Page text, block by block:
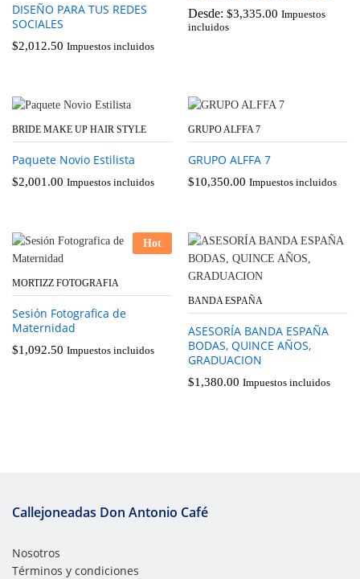
DISEÑO PARA TUS REDES
SOCIALES
$2,012.50 Impuestos incluidos
Desde: $3,335.00 Impuestos
incluidos
BRIDE MAKE UP HAIR STYLE
Paquete Novio Estilista
$2,001.00 Impuestos incluidos
GRUPO ALFFA 7
GRUPO ALFFA 7
$10,350.00 Impuestos incluidos
Hot
MORTIZZ FOTOGRAFIA
Sesión Fotografica de
Maternidad
$1,092.50 Impuestos incluidos
BANDA ESPAÑA
ASESORÍA BANDA ESPAÑA
BODAS, QUINCE AÑOS,
GRADUACION
$1,380.00 Impuestos incluidos
Callejoneadas Don Antonio Café
Nosotros
Términos y condiciones